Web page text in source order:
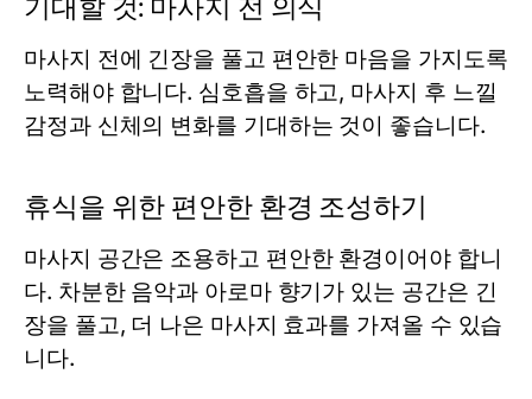
기대할 것: 마사지 전 의식
마사지 전에 긴장을 풀고 편안한 마음을 가지도록
노력해야 합니다. 심호흡을 하고, 마사지 후 느낄
감정과 신체의 변화를 기대하는 것이 좋습니다.
휴식을 위한 편안한 환경 조성하기
마사지 공간은 조용하고 편안한 환경이어야 합니
다. 차분한 음악과 아로마 향기가 있는 공간은 긴
장을 풀고, 더 나은 마사지 효과를 가져올 수 있습
니다.